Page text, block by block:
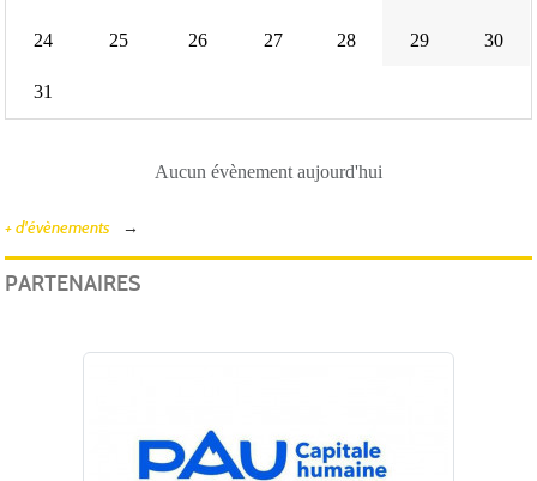
24 25 26 27 28 29 30
31
Aucun évènement aujourd'hui
+ d'évènements
PARTENAIRES